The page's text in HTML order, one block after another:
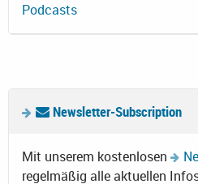
Podcasts
Newsletter-Subscription
Mit unserem kostenlosen
regelmäßig alle aktuellen